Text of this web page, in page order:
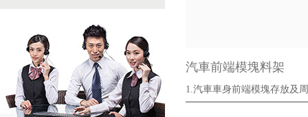
汽車前端模塊料架
1.汽車車身前端模塊存放及